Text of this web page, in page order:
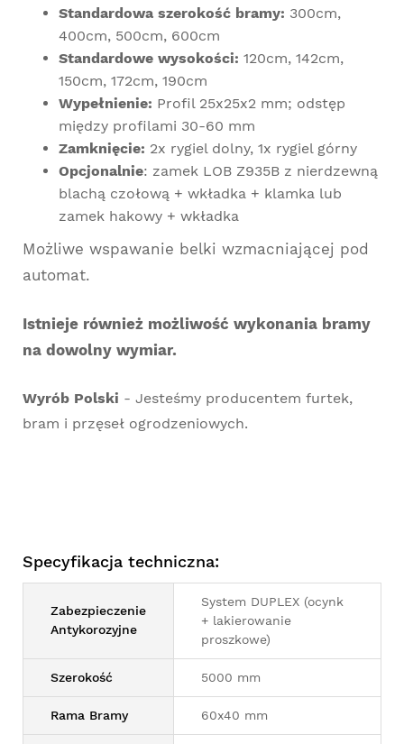
Standardowa szerokość bramy: 300cm,
400cm, 500cm, 600cm
Standardowe wysokości: 120cm, 142cm,
150cm, 172cm, 190cm
Wypełnienie: Profil 25x25x2 mm; odstęp
między profilami 30-60 mm
Zamknięcie: 2x rygiel dolny, 1x rygiel górny
Opcjonalnie: zamek LOB Z935B z nierdzewną
blachą czołową + wkładka + klamka lub
zamek hakowy + wkładka
Możliwe wspawanie belki wzmacniającej pod
automat.
Istnieje również możliwość wykonania bramy
na dowolny wymiar.
Wyrób Polski - Jesteśmy producentem furtek,
bram i przęseł ogrodzeniowych.
Specyfikacja techniczna:
Zabezpieczenie
Antykorozyjne
System DUPLEX (ocynk
+ lakierowanie
proszkowe)
Szerokość 5000 mm
Rama Bramy 60x40 mm